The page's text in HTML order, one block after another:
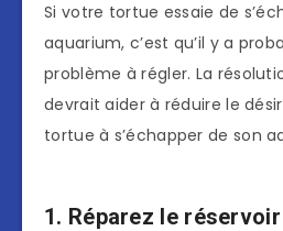
Si votre tortue essaie de
aquarium, c’est qu’il y a
problème à régler. La
devrait aider à réduire le
tortue à s’échapper de son
1. Réparez le réservoir